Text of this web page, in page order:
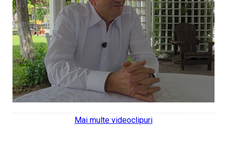
Mai multe videoclipuri